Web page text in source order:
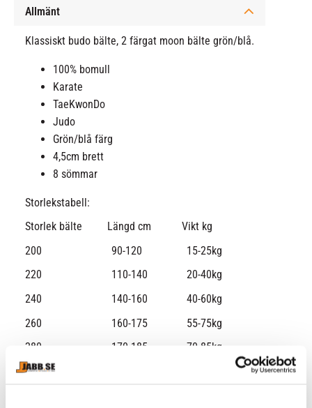
Allmänt
Klassiskt budo bälte, 2 färgat moon bälte grön/blå.
100% bomull
Karate
TaeKwonDo
Judo
Grön/blå färg
4,5cm brett
8 sömmar
Storlekstabell:
Storlek bälte Längd cm Vikt kg
200 90-120 15-25kg
220 110-140 20-40kg
240 140-160 40-60kg
260 160-175 55-75kg
280 170-185 70-85kg
300 185-195 85-100kg